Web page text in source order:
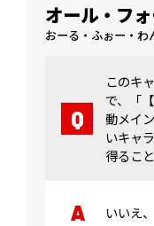
オール・フ
おーる・ふぉー・わ
このキ
で、「
動メイ
いキャ
得るこ
いいえ